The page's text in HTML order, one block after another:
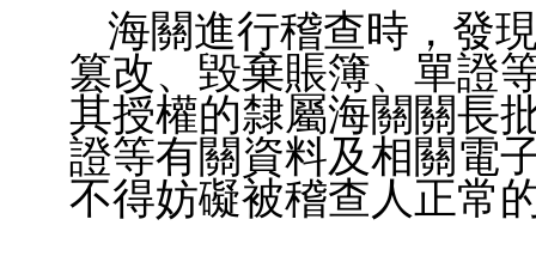
海關進行稽查時，發
篡改、毀棄賬簿、單證
其授權的隸屬海關關長
證等有關資料及相關電
不得妨礙被稽查人正常